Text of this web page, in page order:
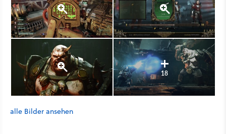
18
alle Bilder ansehen